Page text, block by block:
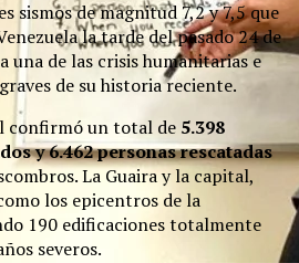
sismos de magnitud 7,2 y 7,5 que
la tarde del pasado 24 de
de las crisis humanitarias e
de su historia reciente.
confirmó un total de 5.398
y 6.462 personas rescatadas
La Guaira y la capital,
los epicentros de la
190 edificaciones totalmente
severos.